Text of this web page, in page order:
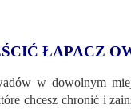
ŁAPACZ
w dowolnym
chcesz chronić i